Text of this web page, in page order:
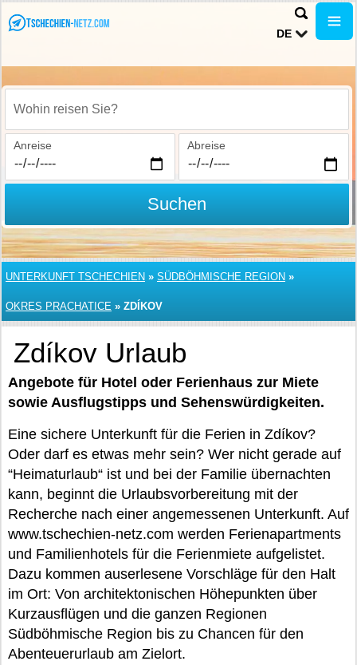
DE
Wohin reisen Sie?
Anreise Abreise
Suchen
UNTERKUNFT TSCHECHIEN » SÜDBÖHMISCHE REGION »
OKRES PRACHATICE » ZDÍKOV
Zdíkov Urlaub
Angebote für Hotel oder Ferienhaus zur Miete
sowie Ausflugstipps und Sehenswürdigkeiten.
Eine sichere Unterkunft für die Ferien in Zdíkov?
Oder darf es etwas mehr sein? Wer nicht gerade auf
“Heimaturlaub“ ist und bei der Familie übernachten
kann, beginnt die Urlaubsvorbereitung mit der
Recherche nach einer angemessenen Unterkunft. Auf
www.tschechien-netz.com werden Ferienapartments
und Familienhotels für die Ferienmiete aufgelistet.
Dazu kommen auserlesene Vorschläge für den Halt
im Ort: Von architektonischen Höhepunkten über
Kurzausflügen und die ganzen Regionen
Südböhmische Region bis zu Chancen für den
Abenteuerurlaub am Zielort.